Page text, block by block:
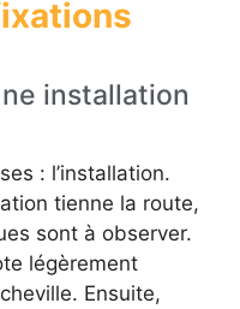
installation
: l’installation.
tienne la route,
sont à observer.
légèrement
Ensuite,